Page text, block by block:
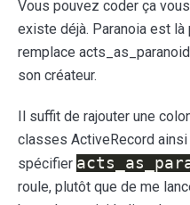
Vous pouvez coder ça
existe déjà. Paranoia est
remplace
son créateur.
Il suffit de rajouter une
classes ActiveRecord ainsi
spécifier
roule, plutôt que de me